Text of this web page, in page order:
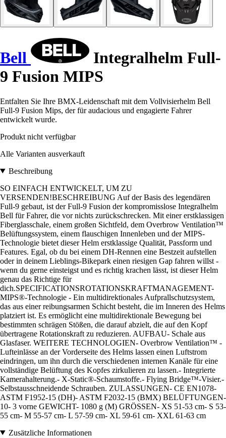
Bell
Integralhelm Full-
9 Fusion MIPS
Entfalten Sie Ihre BMX-Leidenschaft mit dem Vollvisierhelm Bell
Full-9 Fusion Mips, der für audacious und engagierte Fahrer
entwickelt wurde.
Produkt nicht verfügbar
Alle Varianten ausverkauft
Beschreibung
SO EINFACH ENTWICKELT, UM ZU
VERSENDEN!BESCHREIBUNG Auf der Basis des legendären
Full-9 gebaut, ist der Full-9 Fusion der kompromisslose Integralhelm
Bell für Fahrer, die vor nichts zurückschrecken. Mit einer erstklassigen
Fiberglasschale, einem großen Sichtfeld, dem Overbrow Ventilation™
Belüftungssystem, einem flauschigen Innenleben und der MIPS-
Technologie bietet dieser Helm erstklassige Qualität, Passform und
Features. Egal, ob du bei einem DH-Rennen eine Bestzeit aufstellen
oder in deinem Lieblings-Bikepark einen riesigen Gap fahren willst -
wenn du gerne einsteigst und es richtig krachen lässt, ist dieser Helm
genau das Richtige für
dich.SPECIFICATIONSROTATIONSKRAFTMANAGEMENT-
MIPS®-Technologie - Ein multidirektionales Aufprallschutzsystem,
das aus einer reibungsarmen Schicht besteht, die im Inneren des Helms
platziert ist. Es ermöglicht eine multidirektionale Bewegung bei
bestimmten schrägen Stößen, die darauf abzielt, die auf den Kopf
übertragene Rotationskraft zu reduzieren. AUFBAU- Schale aus
Glasfaser. WEITERE TECHNOLOGIEN- Overbrow Ventilation™ -
Lufteinlässe an der Vorderseite des Helms lassen einen Luftstrom
eindringen, um ihn durch die verschiedenen internen Kanäle für eine
vollständige Belüftung des Kopfes zirkulieren zu lassen.- Integrierte
Kamerahalterung.- X-Static®-Schaumstoffe.- Flying Bridge™-Visier.-
Selbstausschneidende Schrauben. ZULASSUNGEN- CE EN1078-
ASTM F1952-15 (DH)- ASTM F2032-15 (BMX) BELÜFTUNGEN-
10- 3 vorne GEWICHT- 1080 g (M) GRÖSSEN- XS 51-53 cm- S 53-
55 cm- M 55-57 cm- L 57-59 cm- XL 59-61 cm- XXL 61-63 cm
Zusätzliche Informationen